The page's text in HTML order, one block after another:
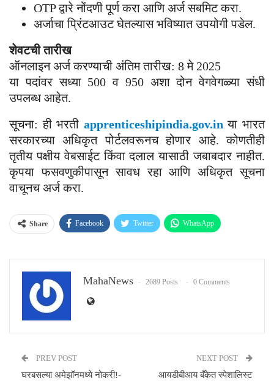
OTP द्वारे नोंदणी पूर्ण करा आणि अर्ज सबमिट करा.
अर्जाचा प्रिंटआउट घेतल्यास भविष्यात उपयोगी पडेल.
शेवटची तारीख
ऑनलाइन अर्ज करण्याची अंतिम तारीख: 8 मे 2025
या पदांवर सध्या 500 व 950 अशा दोन वेगवेगळ्या संधी
उपलब्ध आहेत.
सूचना: ही भरती apprenticeshipindia.gov.inया भारत
सरकारच्या अधिकृत पोर्टलवरूनच होणार आहे. कोणतीही
तृतीय पक्षीय वेबसाईट किंवा दलाल यासाठी जबाबदार नाहीत.
कृपया फसवणुकीपासून सावध रहा आणि अधिकृत सूचना
वाचूनच अर्ज करा.
Share Facebook Twitter WhatsApp
MahaNews 2689 Posts 0 Comments
PREV POST
घरबसल्या अमेझॉनमध्ये नोकरी!-
NEXT POST
आयडीबीआय बँकेत स्पेशालिस्ट